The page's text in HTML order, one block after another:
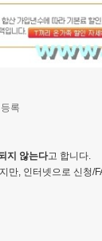
록
지 않는다고 합니다.
, 인터넷으로 신청